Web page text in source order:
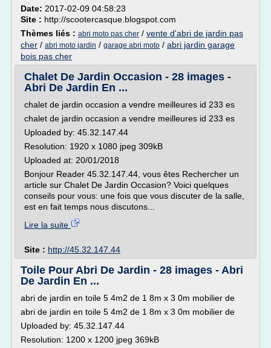
Date: 2017-02-09 04:58:23
Site : http://scootercasque.blogspot.com
Thèmes liés : abri moto pas cher / vente d'abri de jardin pas
cher / abri moto jardin / garage abri moto / abri jardin garage
bois pas cher
Chalet De Jardin Occasion - 28 images -
Abri De Jardin En ...
chalet de jardin occasion a vendre meilleures id 233 es
chalet de jardin occasion a vendre meilleures id 233 es
Uploaded by: 45.32.147.44
Resolution: 1920 x 1080 jpeg 309kB
Uploaded at: 20/01/2018
Bonjour Reader 45.32.147.44, vous êtes Rechercher un
article sur Chalet De Jardin Occasion? Voici quelques
conseils pour vous: une fois que vous discuter de la salle,
est en fait temps nous discutons...
Lire la suite
Site : http://45.32.147.44
Toile Pour Abri De Jardin - 28 images - Abri
De Jardin En ...
abri de jardin en toile 5 4m2 de 1 8m x 3 0m mobilier de
abri de jardin en toile 5 4m2 de 1 8m x 3 0m mobilier de
Uploaded by: 45.32.147.44
Resolution: 1200 x 1200 jpeg 369kB